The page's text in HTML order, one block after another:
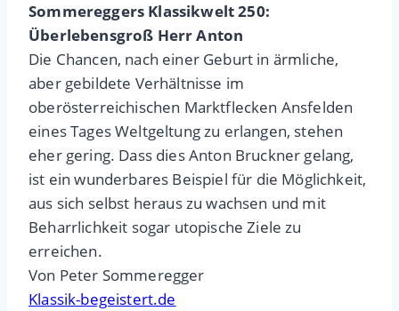
Sommereggers Klassikwelt 250:
Überlebensgroß Herr Anton
Die Chancen, nach einer Geburt in ärmliche,
aber gebildete Verhältnisse im
oberösterreichischen Marktflecken Ansfelden
eines Tages Weltgeltung zu erlangen, stehen
eher gering. Dass dies Anton Bruckner gelang,
ist ein wunderbares Beispiel für die Möglichkeit,
aus sich selbst heraus zu wachsen und mit
Beharrlichkeit sogar utopische Ziele zu
erreichen.
Von Peter Sommeregger
Klassik-begeistert.de